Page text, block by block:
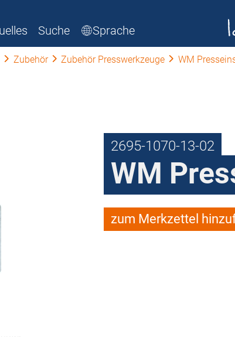
Suche Sprache
Zubehör Zubehör Presswerkzeuge WM
2695-1070-13-02
WM
zum Merkzettel